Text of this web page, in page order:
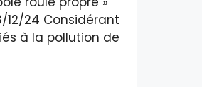
12/24 Considérant
à la pollution de